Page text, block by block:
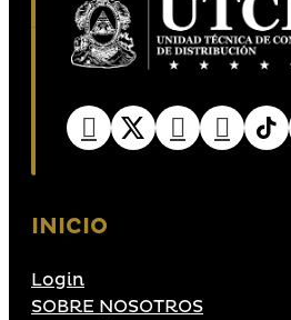
INICIO
Login
SOBRE NOSOTROS